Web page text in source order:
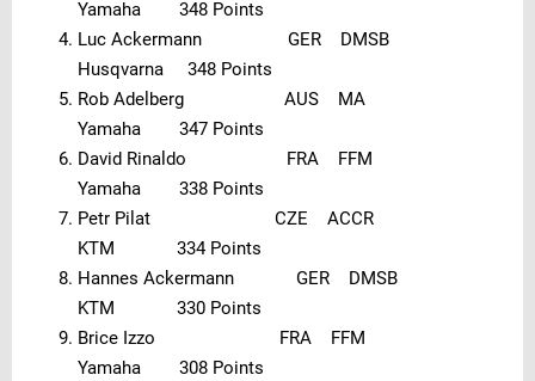
Yamaha 348 Points
Luc Ackermann GER DMSB
Husqvarna 348 Points
Rob Adelberg AUS MA
Yamaha 347 Points
David Rinaldo FRA FFM
Yamaha 338 Points
Petr Pilat CZE ACCR
KTM 334 Points
Hannes Ackermann GER DMSB
KTM 330 Points
Brice Izzo FRA FFM
Yamaha 308 Points